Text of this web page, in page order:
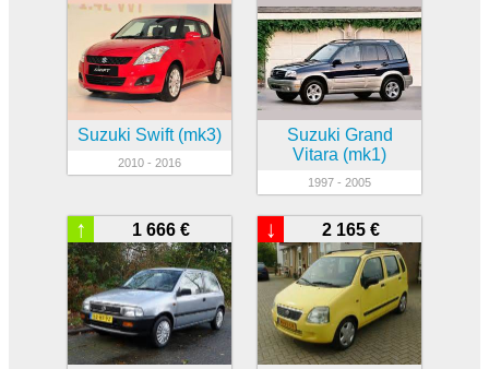
Suzuki Swift (mk3)
2010 - 2016
Suzuki Grand
Vitara (mk1)
1997 - 2005
1 666 €
↑ 2 165 €
↓